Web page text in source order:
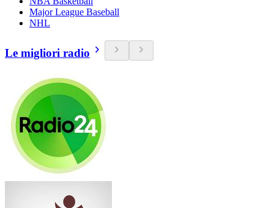
Major League Baseball
NHL
Le migliori radio